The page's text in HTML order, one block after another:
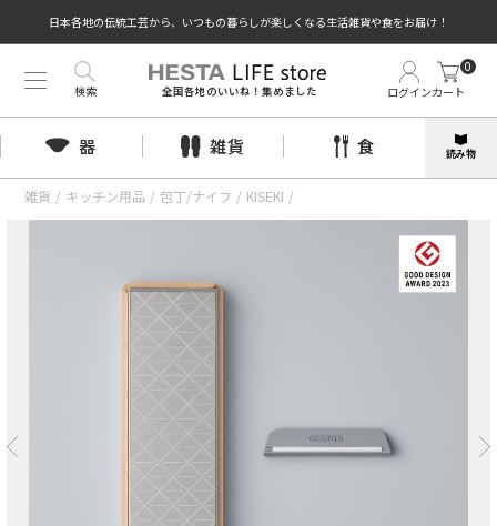
日本各地の伝統工芸から、いつもの暮らしが楽しくなる生活雑貨や食をお届け！
全国各地のいいね！集めました ログインカート
0
検索
器 雑貨 食 読み物
雑貨 / キッチン用品 / 包丁/ナイフ / KISEKI /